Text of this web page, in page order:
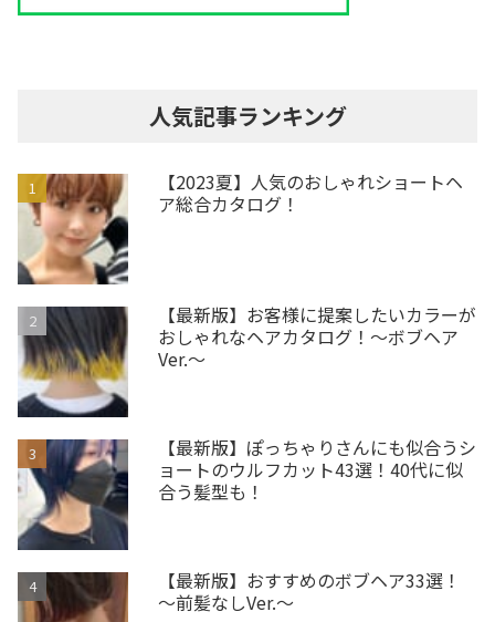
人気記事ランキング
【2023夏】人気のおしゃれショートヘ
ア総合カタログ！
【最新版】お客様に提案したいカラーが
おしゃれなヘアカタログ！～ボブヘア
Ver.～
【最新版】ぽっちゃりさんにも似合うシ
ョートのウルフカット43選！40代に似
合う髪型も！
【最新版】おすすめのボブヘア33選！
～前髪なしVer.～